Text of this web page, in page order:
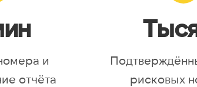
и
отчёта
рисковых